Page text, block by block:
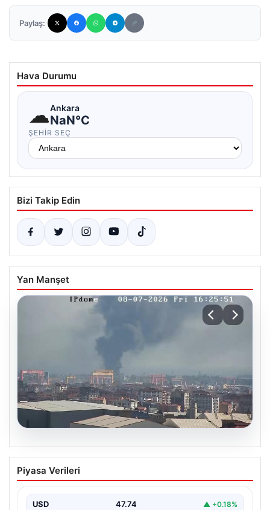
Paylaş:
Hava Durumu
☁Ankara
NaN°C
ŞEHIR SEÇ
Bizi Takip Edin
Yan Manşet
07.08.2026
Tuzla’da işçi konteynerinde çıkan
yangın söndürüldü
kişinin kaldığı işçi konteynerinde…
Piyasa Verileri
USD 47.74 ▲ +0.18%